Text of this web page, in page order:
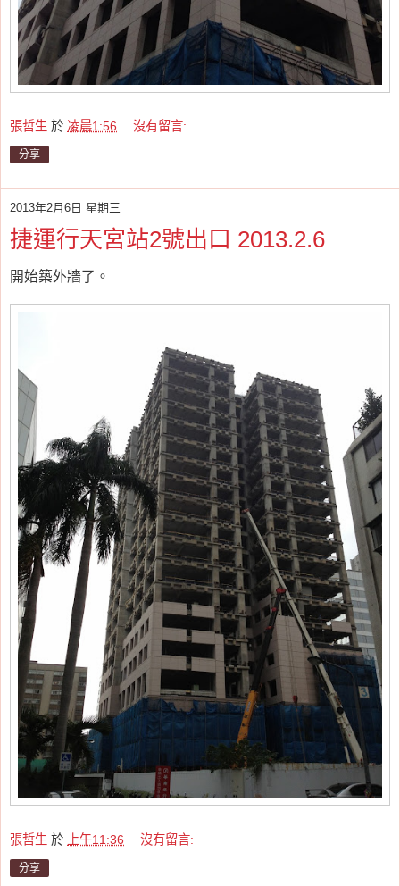
張哲生 於 凌晨1:56 沒有留言:
分享
2013年2月6日 星期三
捷運行天宮站2號出口 2013.2.6
開始築外牆了。
張哲生 於 上午11:36 沒有留言:
分享